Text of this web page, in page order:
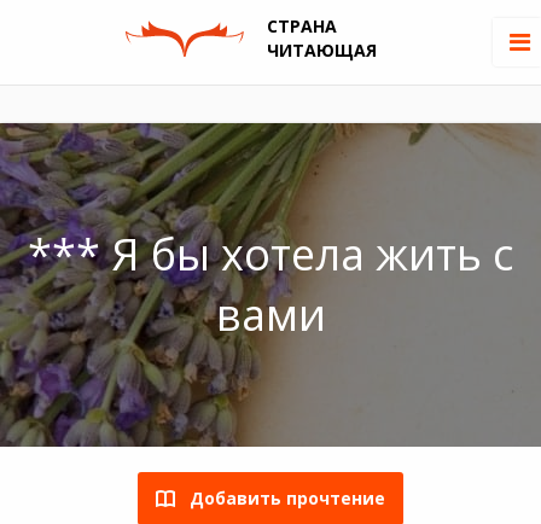
СТРАНА
ЧИТАЮЩАЯ
*** Я бы хотела жить с
вами
Добавить прочтение